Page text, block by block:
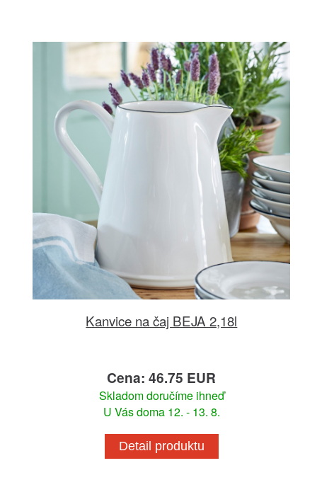
Kanvice na čaj BEJA 2,18l
Cena: 46.75 EUR
Skladom doručíme ihneď
U Vás doma 12. - 13. 8.
Detail produktu